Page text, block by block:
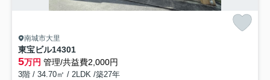
南城市大里
東宝ビル14301
5万円 管理/共益費2,000円
3階 / 34.70㎡ / 2LDK /築27年